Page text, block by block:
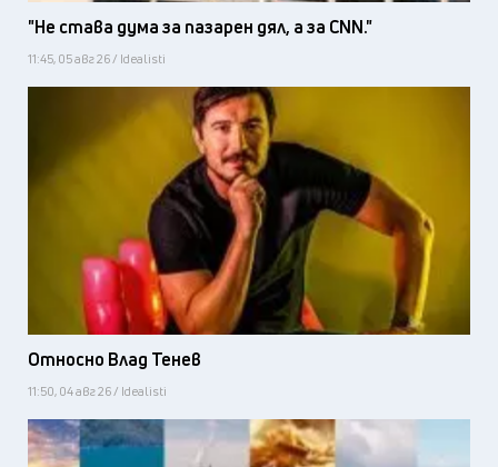
"Не става дума за пазарен дял, а за CNN."
11:45, 05 авг 26 / Idealisti
Относно Влад Тенев
11:50, 04 авг 26 / Idealisti